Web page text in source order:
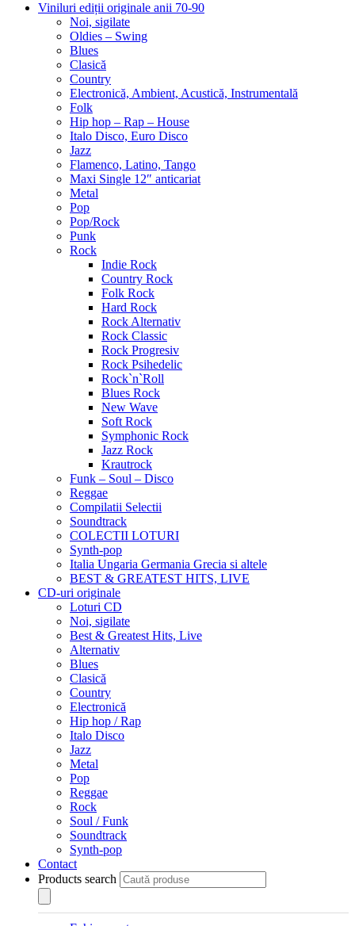
Viniluri ediții originale anii 70-90
Noi, sigilate
Oldies – Swing
Blues
Clasică
Country
Electronică, Ambient, Acustică, Instrumentală
Folk
Hip hop – Rap – House
Italo Disco, Euro Disco
Jazz
Flamenco, Latino, Tango
Maxi Single 12″ anticariat
Metal
Pop
Pop/Rock
Punk
Rock
Indie Rock
Country Rock
Folk Rock
Hard Rock
Rock Alternativ
Rock Classic
Rock Progresiv
Rock Psihedelic
Rock`n`Roll
Blues Rock
New Wave
Soft Rock
Symphonic Rock
Jazz Rock
Krautrock
Funk – Soul – Disco
Reggae
Compilatii Selectii
Soundtrack
COLECTII LOTURI
Synth-pop
Italia Ungaria Germania Grecia si altele
BEST & GREATEST HITS, LIVE
CD-uri originale
Loturi CD
Noi, sigilate
Best & Greatest Hits, Live
Alternativ
Blues
Clasică
Country
Electronică
Hip hop / Rap
Italo Disco
Jazz
Metal
Pop
Reggae
Rock
Soul / Funk
Soundtrack
Synth-pop
Contact
Products search